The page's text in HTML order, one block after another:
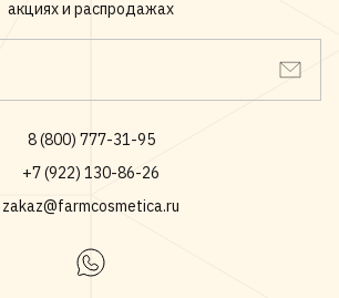
акциях и распродажах
8 (800) 777-31-95
+7 (922) 130-86-26
zakaz@farmcosmetica.ru